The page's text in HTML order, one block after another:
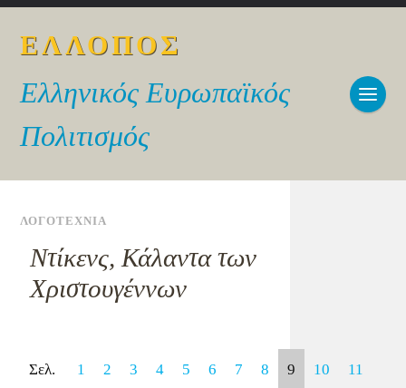
ΕΛΛΟΠΟΣ
Ελληνικός Ευρωπαϊκός
Πολιτισμός
ΛΟΓΟΤΕΧΝΙΑ
Ντίκενς, Κάλαντα των
Χριστουγέννων
Σελ. 1 2 3 4 5 6 7 8 9 10 11